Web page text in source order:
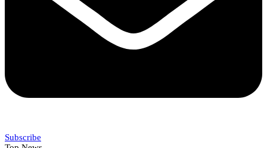
Subscribe